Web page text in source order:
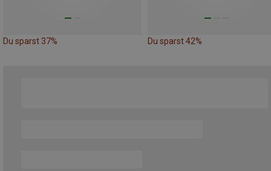
Du sparst 37% Du sparst 42%